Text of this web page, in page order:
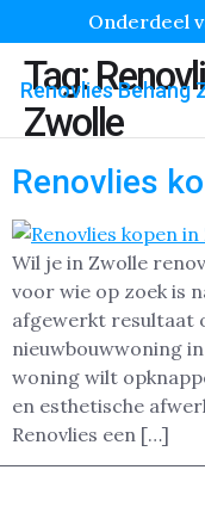
Onderdeel
Renovlies Behang
Tag:
Zwolle
Renovlies
Wil je in Zwolle
voor wie op zoek is
afgewerkt resultaat
nieuwbouwwoning
woning wilt
en esthetische
Renovlies een […]